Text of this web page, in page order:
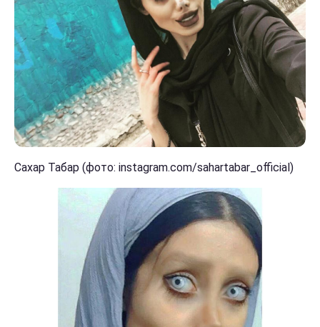
Сахар Табар (фото: instagram.com/sahartabar_official)